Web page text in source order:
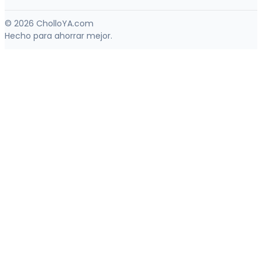
© 2026 CholloYA.com
Hecho para ahorrar mejor.